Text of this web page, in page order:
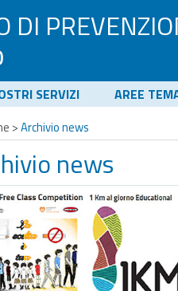
DI
SERVIZI AREE
>Archivio news
news